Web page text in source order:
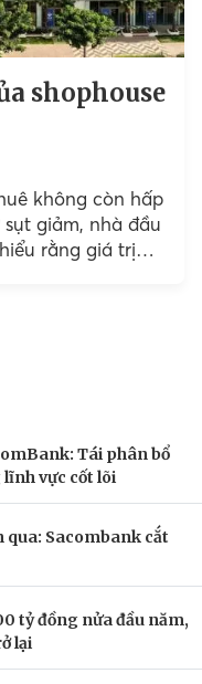
shophouse
không còn hấp
giảm, nhà đầu
rằng giá trị
Tái phân bổ
vực cốt lõi
Sacombank cắt
tỷ đồng nửa đầu năm,
lại